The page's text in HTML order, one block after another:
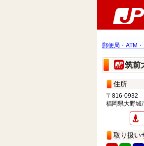
郵便局・ATM
筑前
住所
〒816-0932
福岡県大野城
取り扱い